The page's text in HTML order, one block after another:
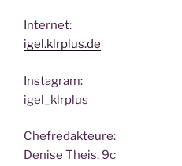
Inter­net:
igel.klrplus.de
Insta­gram:
igel_klrplus
Chef­re­dak­teu­re:
Deni­se Theis, 9c